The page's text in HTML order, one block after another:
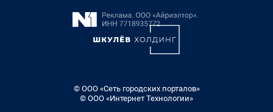
© ООО «Сеть городских порталов»
© ООО «Интернет Технологии»